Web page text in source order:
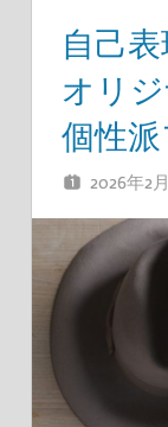
自己
オリ
個性
2026年2